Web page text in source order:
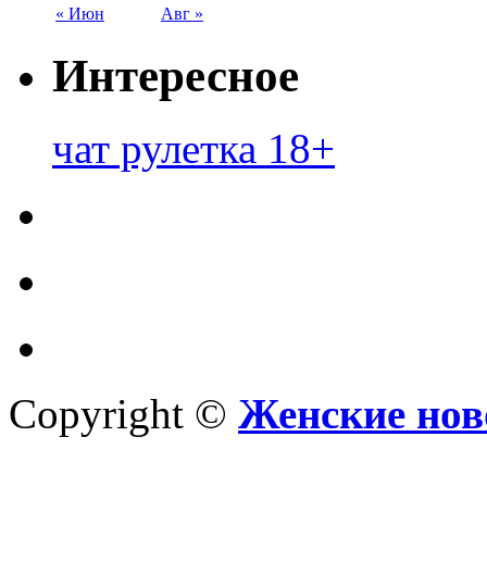
« Июн Авг »
Интересное
чат рулетка 18+
Copyright © Женские